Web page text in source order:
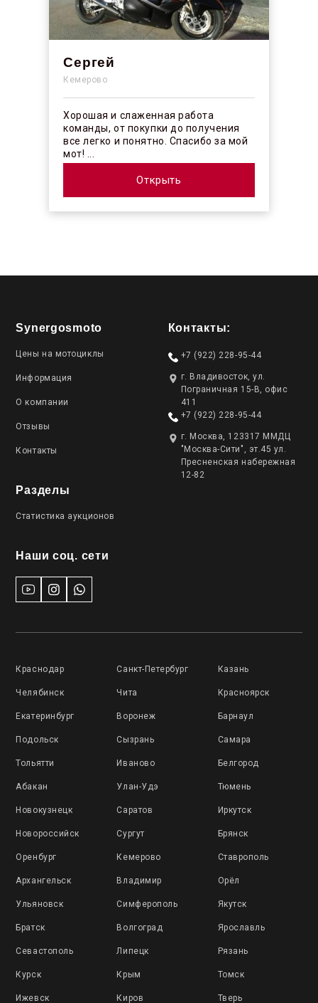
Сергей
Кемерово
Хорошая и слаженная работа
команды, от покупки до получения
все легко и понятно. Спасибо за мой
мот! ...
Открыть
Synergosmoto
Цены на мотоциклы
Информация
О компании
Отзывы
Контакты
Разделы
Статистика аукционов
Наши соц. сети
Контакты:
+7 (922) 228-95-44
г. Владивосток, ул.
Пограничная 15-В, офис
411
+7 (922) 228-95-44
г. Москва, 123317 ММДЦ
"Москва-Сити", эт.45 ул.
Пресненская набережная
12-82
Краснодар Санкт-Петербург Казань
Челябинск Чита Красноярск
Екатеринбург Воронеж Барнаул
Подольск Сызрань Самара
Тольятти Иваново Белгород
Абакан Улан-Удэ Тюмень
Новокузнецк Саратов Иркутск
Новороссийск Сургут Брянск
Оренбург Кемерово Ставрополь
Архангельск Владимир Орёл
Ульяновск Симферополь Якутск
Братск Волгоград Ярославль
Севастополь Липецк Рязань
Курск Крым Томск
Ижевск Киров Тверь